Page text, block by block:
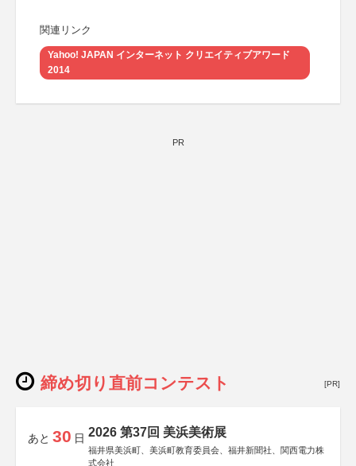
関連リンク
Yahoo! JAPAN インターネット クリエイティブアワード
2014
PR
締め切り直前コンテスト [PR]
あと 30 日 2026 第37回 美浜美術展
福井県美浜町、美浜町教育委員会、福井新聞社、関西電力株
式会社